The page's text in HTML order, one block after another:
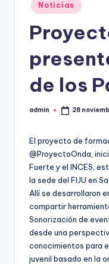
Publicado
en
Noticias
de los
Publicado
admin 28
El proyecto de
@ProyectoOnda,
Fuerte y el INCES,
la sede del FIJU en
Allí se desarrollaron
compartir
Sonorización de
desde una
conocimientos para
juvenil basado en la